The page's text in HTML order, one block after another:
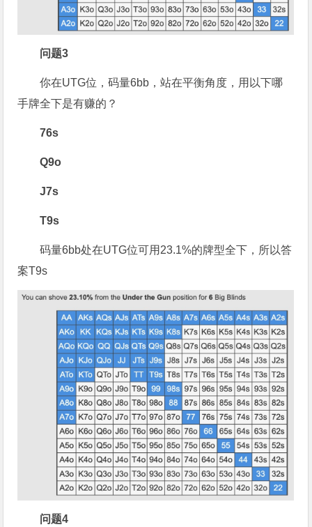
问题3
你在UTG位，码量6bb，站在平衡角度，用以下哪
手牌全下是有赚的？
76s
Q9o
J7s
T9s
码量6bb处在UTG位可用23.1%的牌型全下，所以答
案T9s
问题4